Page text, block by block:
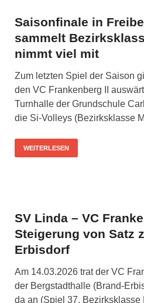
Saisonfinale in
sammelt
nimmt viel mit
Zum letz­ten Spiel der Sai­son
den VC Fran­ken­berg II
Turn­hal­le der Grund­schu­le
die Si-Vol­­leys (Bezirks­klas­se
WEITERLESEN
SV Linda – VC
Steigerung von Satz
Erbisdorf
Am 14.03.2026 trat der VC
der Berg­stadt­hal­le (Brand-
da an (Spiel 37, Bezirks­klas­se